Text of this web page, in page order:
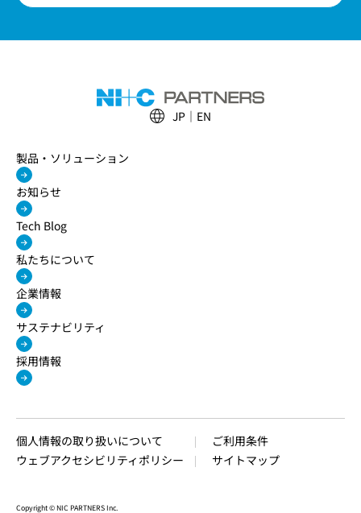
JP EN
製品・ソリューション
お知らせ
Tech Blog
私たちについて
企業情報
サステナビリティ
採用情報
個人情報の取り扱いについて
ご利用条件
ウェブアクセシビリティポリシー
サイトマップ
Copyright © NIC PARTNERS Inc.